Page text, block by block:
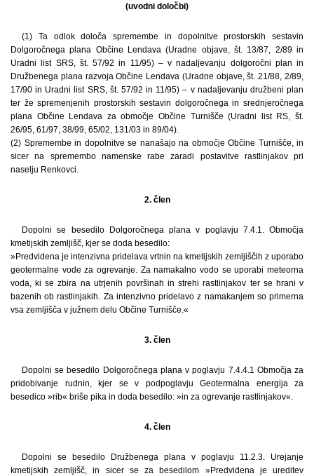
(uvodni določbi)
(1) Ta odlok določa spremembe in dopolnitve prostorskih sestavin
Dolgoročnega plana Občine Lendava (Uradne objave, št. 13/87, 2/89 in
Uradni list SRS, št. 57/92 in 11/95) – v nadaljevanju dolgoročni plan in
Družbenega plana razvoja Občine Lendava (Uradne objave, št. 21/88, 2/89,
17/90 in Uradni list SRS, št. 57/92 in 11/95) – v nadaljevanju družbeni plan
ter že spremenjenih prostorskih sestavin dolgoročnega in srednjeročnega
plana Občine Lendava za območje Občine Turnišče (Uradni list RS, št.
26/95, 61/97, 38/99, 65/02, 131/03 in 89/04).
(2) Spremembe in dopolnitve se nanašajo na območje Občine Turnišče, in
sicer na spremembo namenske rabe zaradi postavitve rastlinjakov pri
naselju Renkovci.
2. člen
Dopolni se besedilo Dolgoročnega plana v poglavju 7.4.1. Območja
kmetijskih zemljišč, kjer se doda besedilo:
»Predvidena je intenzivna pridelava vrtnin na kmetijskih zemljiščih z uporabo
geotermalne vode za ogrevanje. Za namakalno vodo se uporabi meteorna
voda, ki se zbira na utrjenih površinah in strehi rastlinjakov ter se hrani v
bazenih ob rastlinjakih. Za intenzivno pridelavo z namakanjem so primerna
vsa zemljišča v južnem delu Občine Turnišče.«
3. člen
Dopolni se besedilo Dolgoročnega plana v poglavju 7.4.4.1 Območja za
pridobivanje rudnin, kjer se v podpoglavju Geotermalna energija za
besedico »rib« briše pika in doda besedilo: »in za ogrevanje rastlinjakov«.
4. člen
Dopolni se besedilo Družbenega plana v poglavju 11.2.3. Urejanje
kmetijskih zemljišč, in sicer se za besedilom »Predvidena je ureditev